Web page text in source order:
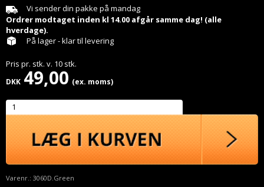
Vi sender din pakke på mandag
Ordrer modtaget inden kl 14.00 afgår samme dag! (alle
hverdage).
På lager - klar til levering
Pris pr. stk. v. 10 stk.
DKK 49,00 (ex. moms)
Varenr.: 3060D.Green